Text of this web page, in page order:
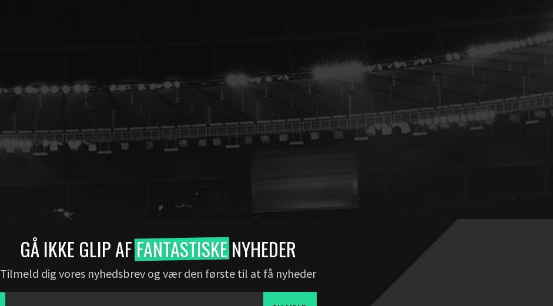
GÅ IKKE GLIP AFFANTASTISKENYHEDER
Tilmeld dig vores nyhedsbrev og vær den første til at få nyheder